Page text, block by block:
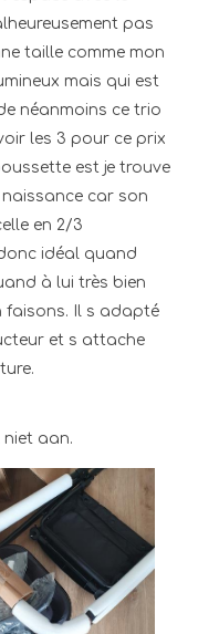
pas
taille comme mon
mais qui est
néanmoins ce trio
les 3 pour ce prix
est je trouve
car son
en 2/3
idéal quand
à lui très bien
faisons. Il s adapté
et s attache
niet aan.